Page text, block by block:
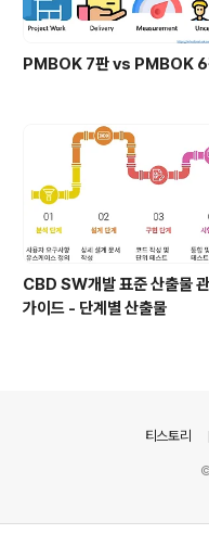
PMBOK 7판 vs PMBOK
CBD SW개발 표준 산출물 관
가이드 - 단계별 산출물
티스토리